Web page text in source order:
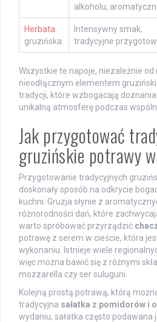
alkoholu,
Herbata
gruzińska
Intensywny smak,
tradycyjne
Wszystkie te napoje, niezależnie od
nieodłącznym elementem
tradycji, które wzbogacają
unikalną atmosferę podczas
Jak przygotować
gruzińskie potrawy
Przygotowanie tradycyjnych
doskonały sposób na odkrycie
kuchni. Gruzja słynie z
różnorodności dań, które
warto spróbować przyrządzić
potrawę z serem w cieście, która
wykonaniu. Istnieje wiele
więc można bawić się z różnymi
mozzarella czy ser suluguni.
Kolejną prostą potrawą, którą
tradycyjna sałatka z pomidorów i
wydaniu, sałatka często podawana